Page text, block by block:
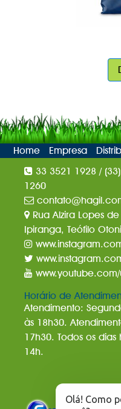
Home Empresa
33 3521 1928 /
1260
Rua Alzira Lopes
Ipiranga, Teófilo
Horário de
Atendimento:
às 18h30.
17h30. Todos os
14h.
Olá! Como